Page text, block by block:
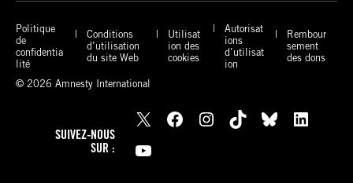
Politique
de
confidentia
lité
Conditions
d’utilisation
du site Web
Utilisat
ion des
cookies
Autorisat
ions
d’utilisat
ion
Rembour
sement
des dons
© 2026 Amnesty International
SUIVEZ-NOUS
SUR :
X Facebook Instagram TikTok Bluesky
LinkedIn
YouTube